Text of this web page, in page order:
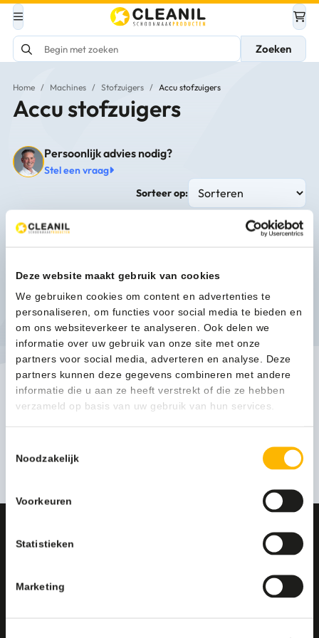
Deze website maakt gebruik van cookies
We gebruiken cookies om content en advertenties te
personaliseren, om functies voor social media te bieden en
om ons websiteverkeer te analyseren. Ook delen we
informatie over uw gebruik van onze site met onze
partners voor social media, adverteren en analyse. Deze
partners kunnen deze gegevens combineren met andere
informatie die u aan ze heeft verstrekt of die ze hebben
verzameld op basis van uw gebruik van hun services.
Noodzakelijk
Voorkeuren
Statistieken
Marketing
Zoeken
Home / Machines / Stofzuigers / Accu stofzuigers
Accu stofzuigers
Persoonlijk advies nodig?
Stel een vraag
Sorteer op:
Nilfisk Accu Steelstofzuiger VU200 - 128390175
629,00(761,09 Incl. btw)
Deskundig advies op maat?
Bijsterhuizen 2003, 6604 LH Wijchen